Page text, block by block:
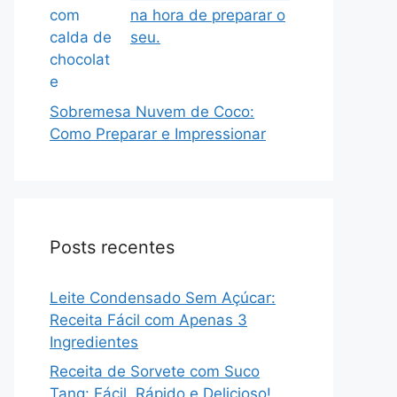
na hora de preparar o
seu.
Sobremesa Nuvem de Coco:
Como Preparar e Impressionar
Posts recentes
Leite Condensado Sem Açúcar:
Receita Fácil com Apenas 3
Ingredientes
Receita de Sorvete com Suco
Tang: Fácil, Rápido e Delicioso!